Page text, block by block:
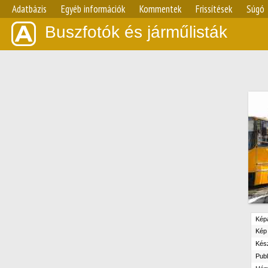
Adatbázis Egyéb információk Kommentek Frissítések Súgó
Buszfotók és járműlisták
Kép